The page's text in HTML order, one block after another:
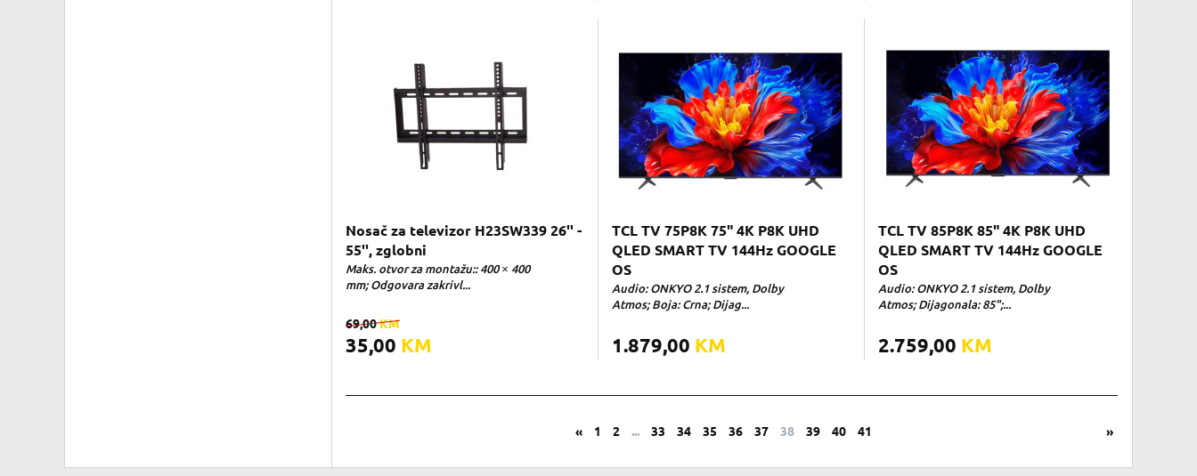
Nosač za televizor H23SW339 26'' -
55'', zglobni
Maks. otvor za montažu:: 400 × 400
mm; Odgovara zakrivl...
35,00 KM
69,00KM
TCL TV 75P8K 75" 4K P8K UHD
QLED SMART TV 144Hz GOOGLE
OS
Audio: ONKYO 2.1 sistem, Dolby
Atmos; Boja: Crna; Dijag...
1.879,00 KM
TCL TV 85P8K 85" 4K P8K UHD
QLED SMART TV 144Hz GOOGLE
OS
Audio: ONKYO 2.1 sistem, Dolby
Atmos; Dijagonala: 85";...
2.759,00 KM
« 1 2 ... 33 34 35 36 37 38 39 40 41 »